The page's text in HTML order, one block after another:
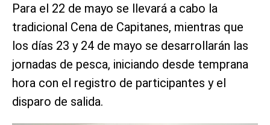
Para el 22 de mayo se llevará a cabo la
tradicional Cena de Capitanes, mientras que
los días 23 y 24 de mayo se desarrollarán las
jornadas de pesca, iniciando desde temprana
hora con el registro de participantes y el
disparo de salida.